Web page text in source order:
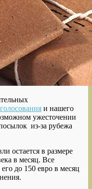
и нашего
ужесточении
из-за рубежа
остается в размере
в месяц. Все
до 150 евро в месяц